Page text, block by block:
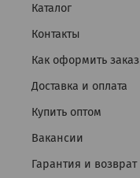
Каталог
Контакты
Как оформить заказ
Доставка и оплата
Купить оптом
Вакансии
Гарантия и возврат